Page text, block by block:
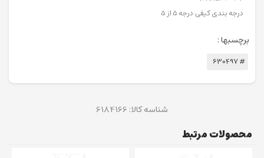
درجه بندی کیفی:درجه 5 از 5
برچسبها :
# 630497
شناسه کالا: 6184166
محصولات مرتبط